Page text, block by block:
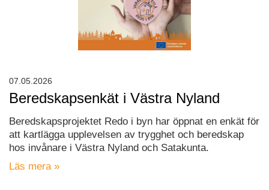
Beredskapsenkät i Västra Nyland
Beredskapsprojektet Redo i byn har öppnat en enkät för
att kartlägga upplevelsen av trygghet och beredskap
hos invånare i Västra Nyland och Satakunta.
Läs mera »
07.05.2026